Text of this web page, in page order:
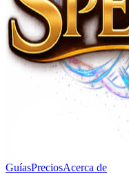
GuíasPreciosAcerca de